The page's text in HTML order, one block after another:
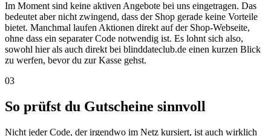
Im Moment sind keine aktiven Angebote bei uns eingetragen. Das
bedeutet aber nicht zwingend, dass der Shop gerade keine Vorteile
bietet. Manchmal laufen Aktionen direkt auf der Shop-Webseite,
ohne dass ein separater Code notwendig ist. Es lohnt sich also,
sowohl hier als auch direkt bei blinddateclub.de einen kurzen Blick
zu werfen, bevor du zur Kasse gehst.
03
So prüfst du Gutscheine sinnvoll
Nicht jeder Code, der irgendwo im Netz kursiert, ist auch wirklich